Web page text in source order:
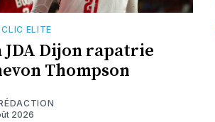
ELITE
JDA Dijon rapatrie
Thompson
2026